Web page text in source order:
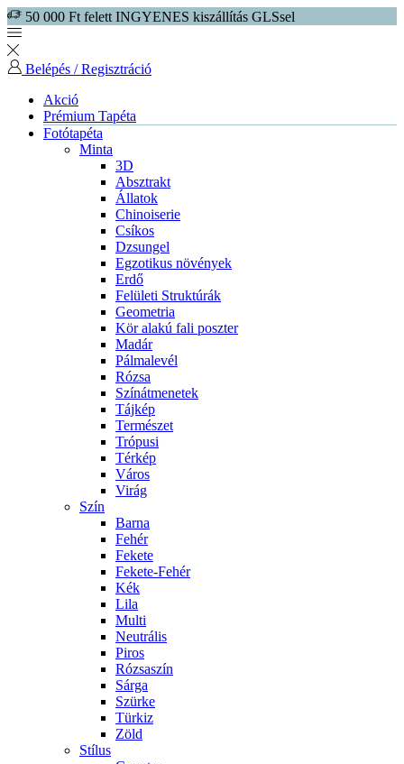
50 000 Ft felett INGYENES kiszállítás GLSsel
Belépés / Regisztráció
Akció
Prémium Tapéta
Fotótapéta
Minta
3D
Absztrakt
Állatok
Chinoiserie
Csíkos
Dzsungel
Egzotikus növények
Erdő
Felületi Struktúrák
Geometria
Kör alakú fali poszter
Madár
Pálmalevél
Rózsa
Színátmenetek
Tájkép
Természet
Trópusi
Térkép
Város
Virág
Szín
Barna
Fehér
Fekete
Fekete-Fehér
Kék
Lila
Multi
Neutrális
Piros
Rózsaszín
Sárga
Szürke
Türkiz
Zöld
Stílus